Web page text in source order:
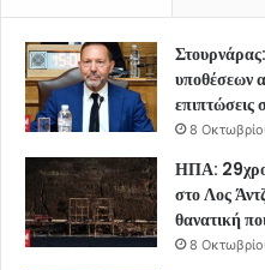
υποθέσεων
επιπτώσεις
8
ΗΠΑ:
στο Λος
θανατική
8